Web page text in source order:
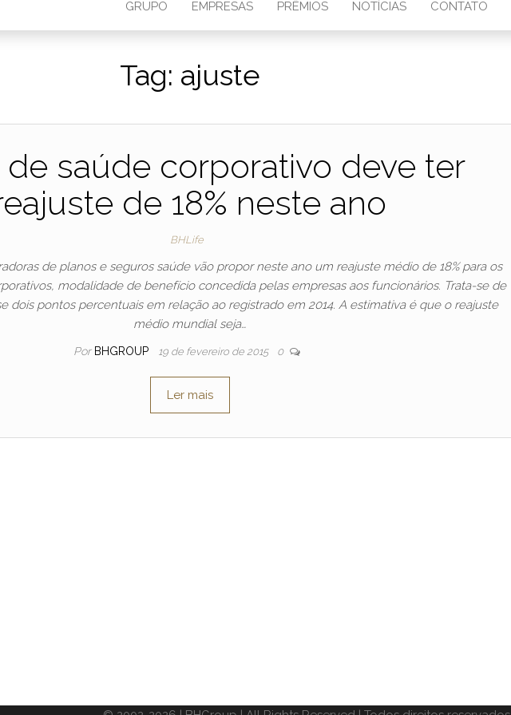
GRUPO EMPRESAS PRÊMIOS NOTÍCIAS CONTATO
Tag: ajuste
de saúde corporativo deve ter
de 18% neste ano
BHLife
de planos e seguros saúde vão propor neste ano um reajuste médio de 18% para os
modalidade de benefício concedida pelas empresas aos funcionários. Trata-se de
dois pontos percentuais em relação ao registrado em 2014. A estimativa é que o reajuste
médio mundial seja…
Por BHGROUP 19 de fevereiro de 2015 0
Ler mais